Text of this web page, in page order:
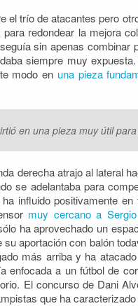
el trío de atacantes pero
redondear la mejora
sin apenas combinar
siempre muy
modo en una pieza
en una pieza muy útil
derecha atrajo al lateral
se adelantaba para
influido positivamente
muy cercano a
ha aprovechado un
aportación con balón
más arriba y ha
enfocada a un fútbol de
El concurso de Dani
que ha